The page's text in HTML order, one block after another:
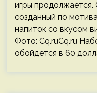
игры продолжается.
созданный по
напиток со вкусом
Фото: Cq.ruCq.ru
обойдется в 60